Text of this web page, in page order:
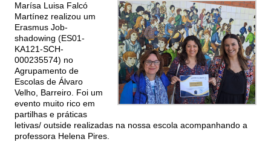
Marísa Luisa Falcó
Martínez realizou um
Erasmus Job-
shadowing (ES01-
KA121-SCH-
000235574) no
Agrupamento de
Escolas de Álvaro
Velho, Barreiro. Foi um
evento muito rico em
partilhas e práticas
letivas/ outside realizadas na nossa escola acompanhando a
professora Helena Pires.